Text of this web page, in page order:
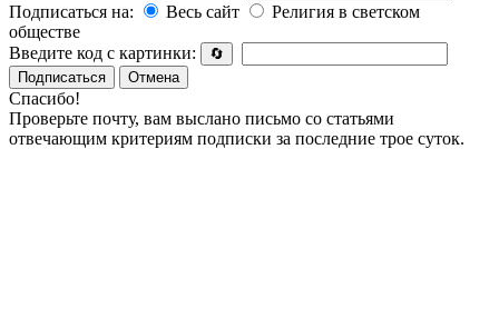
Подписаться на:
Весь сайт
Религия в светском
обществе
Введите код с картинки:
🔄
Подписаться
Отмена
Спасибо!
Проверьте почту, вам выслано письмо со статьями
отвечающим критериям подписки за последние трое суток.